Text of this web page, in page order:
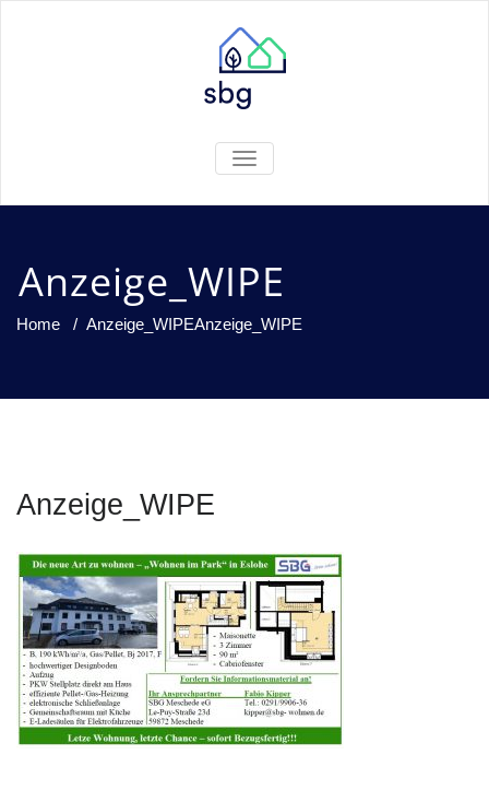
TOGGLE
NAVIGATION
Anzeige_WIPE
Home / Anzeige_WIPEAnzeige_WIPE
Anzeige_WIPE